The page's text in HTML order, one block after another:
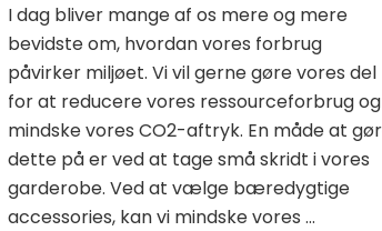
I dag bliver mange af os mere og mere
bevidste om, hvordan vores forbrug
påvirker miljøet. Vi vil gerne gøre vores del
for at reducere vores ressourceforbrug og
mindske vores CO2-aftryk. En måde at
dette på er ved at tage små skridt i vores
garderobe. Ved at vælge bæredygtige
accessories, kan vi mindske vores …